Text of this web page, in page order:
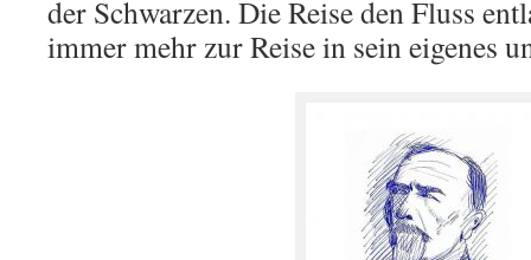
der Schwarzen. Die Reise den Fluss
immer mehr zur Reise in sein eigenes